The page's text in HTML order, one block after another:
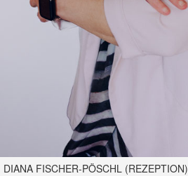
DIANA FISCHER-PÖSCHL (REZEPTION)